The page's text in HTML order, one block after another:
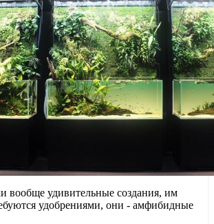
вообще удивительные создания, им
удобрениями, они - амфибидные